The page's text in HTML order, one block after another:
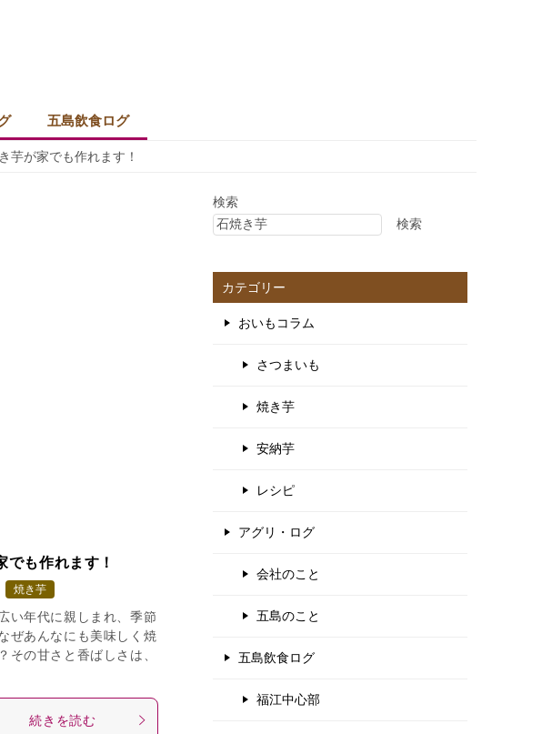
五島飲食ログ
芋が家でも作れます！
も作れます！
焼き芋
い年代に親しまれ、季節
ぜあんなにも美味しく焼
その甘さと香ばしさは、
続きを読む
検索
検索
カテゴリー
おいもコラム
さつまいも
焼き芋
安納芋
レシピ
アグリ・ログ
会社のこと
五島のこと
五島飲食ログ
福江中心部